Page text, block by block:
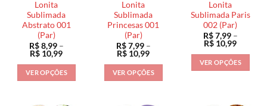
Lonita
Sublimada
Abstrato 001
(Par)
R$8,99 –
R$ 10,99Faixa
preço:
R$ 8,99
através
VER OPÇÕES
Lonita
Sublimada
Princesas 001
(Par)
R$7,99 –
R$ 10,99Faixa
preço:
R$ 7,99
através
VER OPÇÕES
Lonita
Sublimada Paris
002 (Par)
R$7,99 –
R$ 10,99Faixa
preço:
R$ 7,99
através
VER OPÇÕES